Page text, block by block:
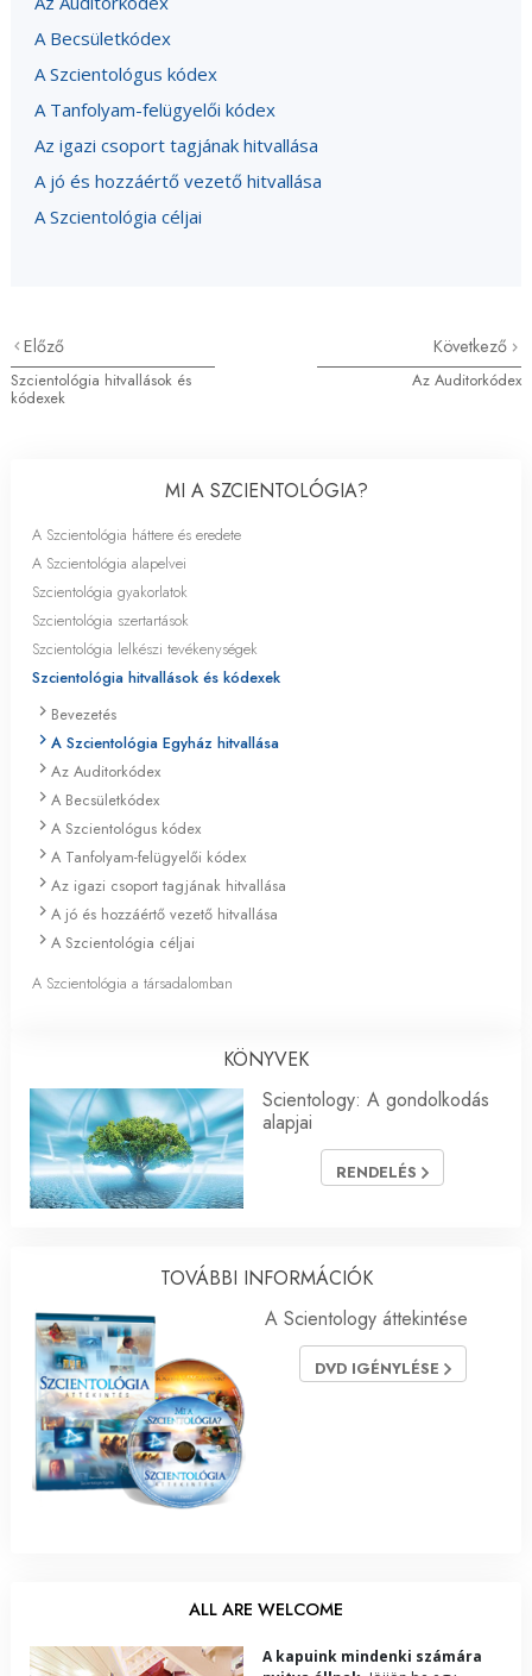
A Becsületkódex
A Szcientológus kódex
A Tanfolyam-felügyelői kódex
Az igazi csoport tagjának hitvallása
A jó és hozzáértő vezető hitvallása
A Szcientológia céljai
Előző
Szcientológia hitvallások és
kódexek
Következő
Az Auditorkódex
MI A SZCIENTOLÓGIA?
A Szcientológia háttere és eredete
A Szcientológia alapelvei
Szcientológia gyakorlatok
Szcientológia szertartások
Szcientológia lelkészi tevékenységek
Szcientológia hitvallások és kódexek
Bevezetés
A Szcientológia Egyház hitvallása
Az Auditorkódex
A Becsületkódex
A Szcientológus kódex
A Tanfolyam-felügyelői kódex
Az igazi csoport tagjának hitvallása
A jó és hozzáértő vezető hitvallása
A Szcientológia céljai
A Szcientológia a társadalomban
KÖNYVEK
Scientology: A gondolkodás
alapjai
RENDELÉS
TOVÁBBI INFORMÁCIÓK
A Scientology áttekintése
DVD IGÉNYLÉSE
ALL ARE WELCOME
A kapuink mindenki számára